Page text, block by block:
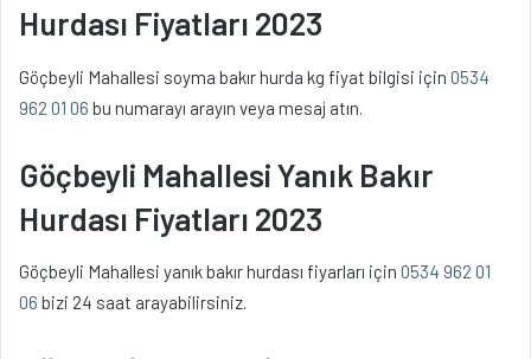
Hurdası Fiyatları 2023
Göçbeyli Mahallesi soyma bakır hurda kg fiyat bilgisi için 0534
962 01 06 bu numarayı arayın veya mesaj atın.
Göçbeyli Mahallesi Yanık Bakır
Hurdası Fiyatları 2023
Göçbeyli Mahallesi yanık bakır hurdası fiyarları için 0534 962 01
06 bizi 24 saat arayabilirsiniz.